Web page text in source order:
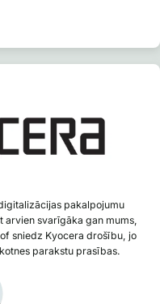
pakalpojumu
arvien svarīgāka gan mums,
sniedz Kyocera drošību, jo
parakstu prasības.